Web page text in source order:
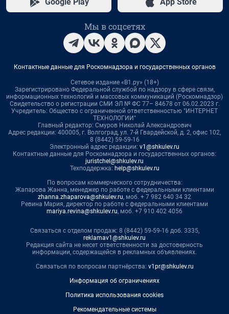
Мы в соцсетях
Контактные данные для Роскомнадзора и государственных органов
Сетевое издание «В1.ру» (18+)
Зарегистрировано Федеральной службой по надзору в сфере связи,
информационных технологий и массовых коммуникаций (Роскомнадзор)
Свидетельство о регистрации СМИ ЭЛ № ФС 77– 84678 от 06.02.2023 г.
Учредитель: Общество с ограниченной ответственностью "ИНТЕРНЕТ
ТЕХНОЛОГИИ"
Главный редактор: Смуров Николай Александрович
Адрес редакции: 400005, г. Волгоград, ул. 7-й Гвардейской, д. 2, офис 102,
8 (8442) 59-59-16
Электронный адрес редакции: v1@shkulev.ru
Контактные данные для Роскомнадзора и государственных органов:
juristchel@shkulev.ru
Техподдержка: help@shkulev.ru
По вопросам коммерческого сотрудничества:
Жапарова Жанна, менеджер по работе с федеральными клиентами
zhanna.zhaparova@shkulev.ru, моб. + 7 982 640 34 32
Ревина Мария, директор по работе с федеральными клиентами
mariya.revina@shkulev.ru, моб. +7 910 402 4056
Связаться с отделом продаж: 8 (8442) 59-59-16 доб. 3335,
reklamav1@shkulev.ru
Редакция сайта не несет ответственности за достоверность
информации, содержащейся в рекламных объявлениях.
Связаться по вопросам партнёрства: v1pr@shkulev.ru
Информация об ограничениях
Политика использования cookies
Рекомендательные системы